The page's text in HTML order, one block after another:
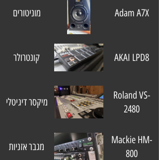
מוניטורים Adam A7X
קונטרולר AKAI LPD8
מיקסר דיגיטלי
Roland VS-
2480
מגבר אזניות
Mackie HM-
800